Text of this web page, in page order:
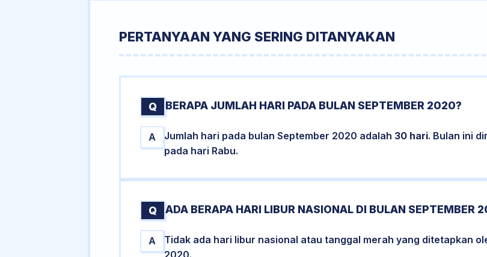
PERTANYAAN YANG SERING DITANYAKAN
Q BERAPA JUMLAH HARI PADA BULAN SEPTEMBER 2020?
A Jumlah hari pada bulan September 2020 adalah 30 hari. Bulan ini
pada hari Rabu.
Q ADA BERAPA HARI LIBUR NASIONAL DI BULAN SEPTEMBER
A
Tidak ada hari libur nasional atau tanggal merah yang ditetapkan
2020.